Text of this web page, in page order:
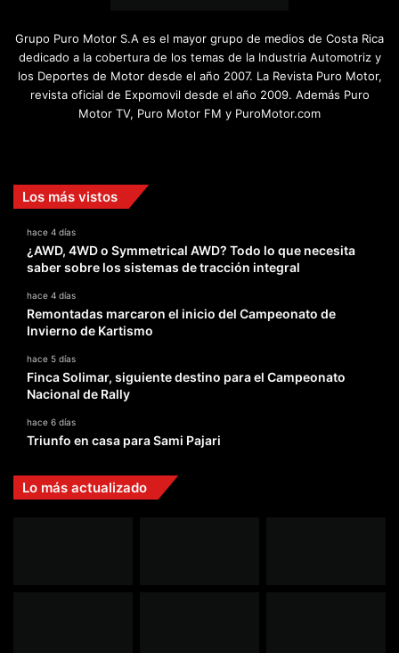
Grupo Puro Motor S.A es el mayor grupo de medios de Costa Rica
dedicado a la cobertura de los temas de la Industria Automotriz y
los Deportes de Motor desde el año 2007. La Revista Puro Motor,
revista oficial de Expomovil desde el año 2009. Además Puro
Motor TV, Puro Motor FM y PuroMotor.com
Los más vistos
hace 4 días
¿AWD, 4WD o Symmetrical AWD? Todo lo que necesita
saber sobre los sistemas de tracción integral
hace 4 días
Remontadas marcaron el inicio del Campeonato de
Invierno de Kartismo
hace 5 días
Finca Solimar, siguiente destino para el Campeonato
Nacional de Rally
hace 6 días
Triunfo en casa para Sami Pajari
Lo más actualizado